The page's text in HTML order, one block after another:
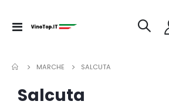
Toggle
MARCHE SALCUTA
Salcuta